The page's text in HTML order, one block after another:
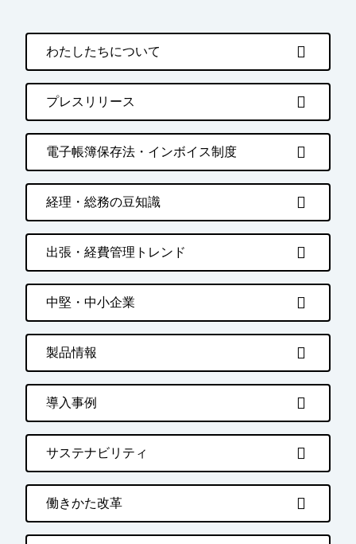
わたしたちについて
プレスリリース
電子帳簿保存法・インボイス制度
経理・総務の豆知識
出張・経費管理トレンド
中堅・中小企業
製品情報
導入事例
サステナビリティ
働きかた改革